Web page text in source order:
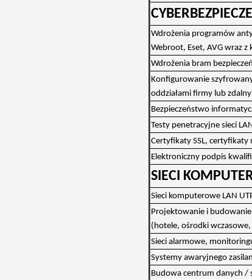
Wdrożenia programów
Webroot, Eset, AVG wraz z
Wdrożenia bram
Konfigurowanie
oddziałami firmy lub
Bezpieczeństwo
Testy penetracyjne sieci
Certyfikaty SSL, certyfikaty
Elektroniczny podpis
SIECI
Sieci komputerowe LAN
Projektowanie i
(hotele, ośrodki
Sieci alarmowe,
Systemy awaryjnego
Budowa centrum danych /